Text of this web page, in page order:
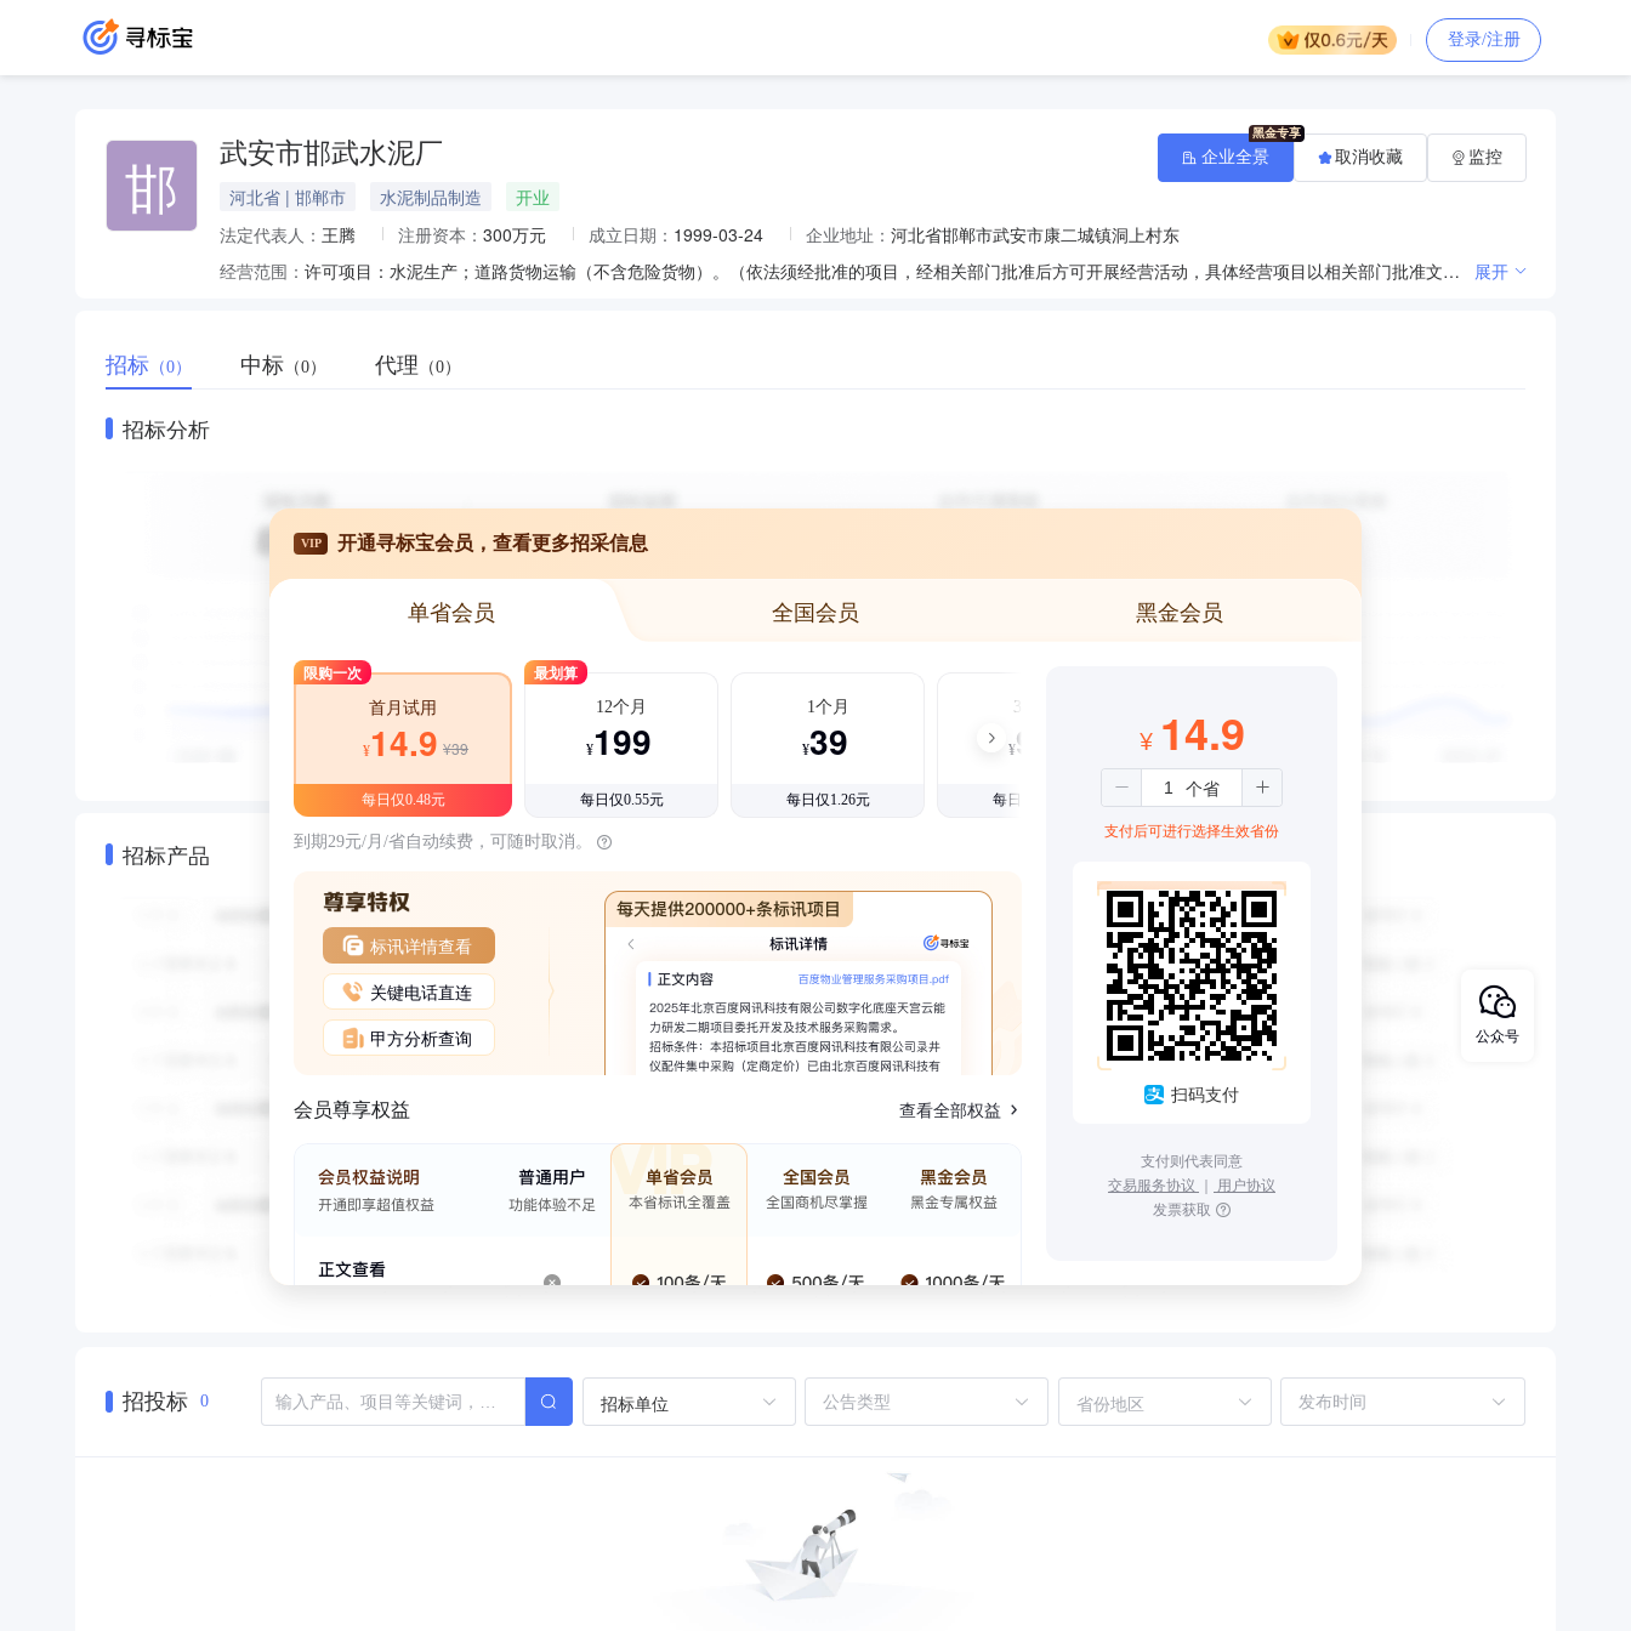
登录/注册
邯 武安市邯武水泥厂
河北省 | 邯郸市 水泥制品制造
开业
法定代表人： 王腾 注册资本： 300万元 成立日期： 1999-03-24 企业地址： 河北省邯郸市武安市康二城镇洞上村东
经营范围：
许可项目：水泥生产；道路货物运输（不含危险货物）。（依法须经批准的项目，经相关部门批准后方可开展经营活动，具体经营项目以相关部门批准文件或许可证件为准）一般项目：非金属矿物制品制造；集中式快速充电站；建筑材料销售。（除依法须经批准的项目外，凭营业执照依法自主开展经营活动） 展开
企业全景 取消收藏 监控
招标 （0） 中标 （0） 代理 （0）
招标分析
招标产品
VIP 开通寻标宝会员，查看更多招采信息
单省会员 全国会员 黑金会员
限购一次
首月试用
¥14.9 ¥39
每日仅0.48元
最划算
12个月
¥199
每日仅0.55元
1个月
¥39
每日仅1.26元
3个月
¥99
每日仅1.08元
到期29元/月/省自动续费，可随时取消。
标讯详情查看
关键电话直连
甲方分析查询
会员尊享权益 查看全部权益
¥ 14.9
支付后可进行选择生效省份
扫码支付
支付则代表同意
交易服务协议 ｜ 用户协议
发票获取
招投标 0 招标单位 省份地区
公众号